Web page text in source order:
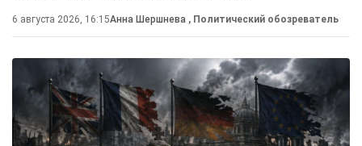
6 августа 2026, 16:15Анна Шершнева , Политический обозреватель